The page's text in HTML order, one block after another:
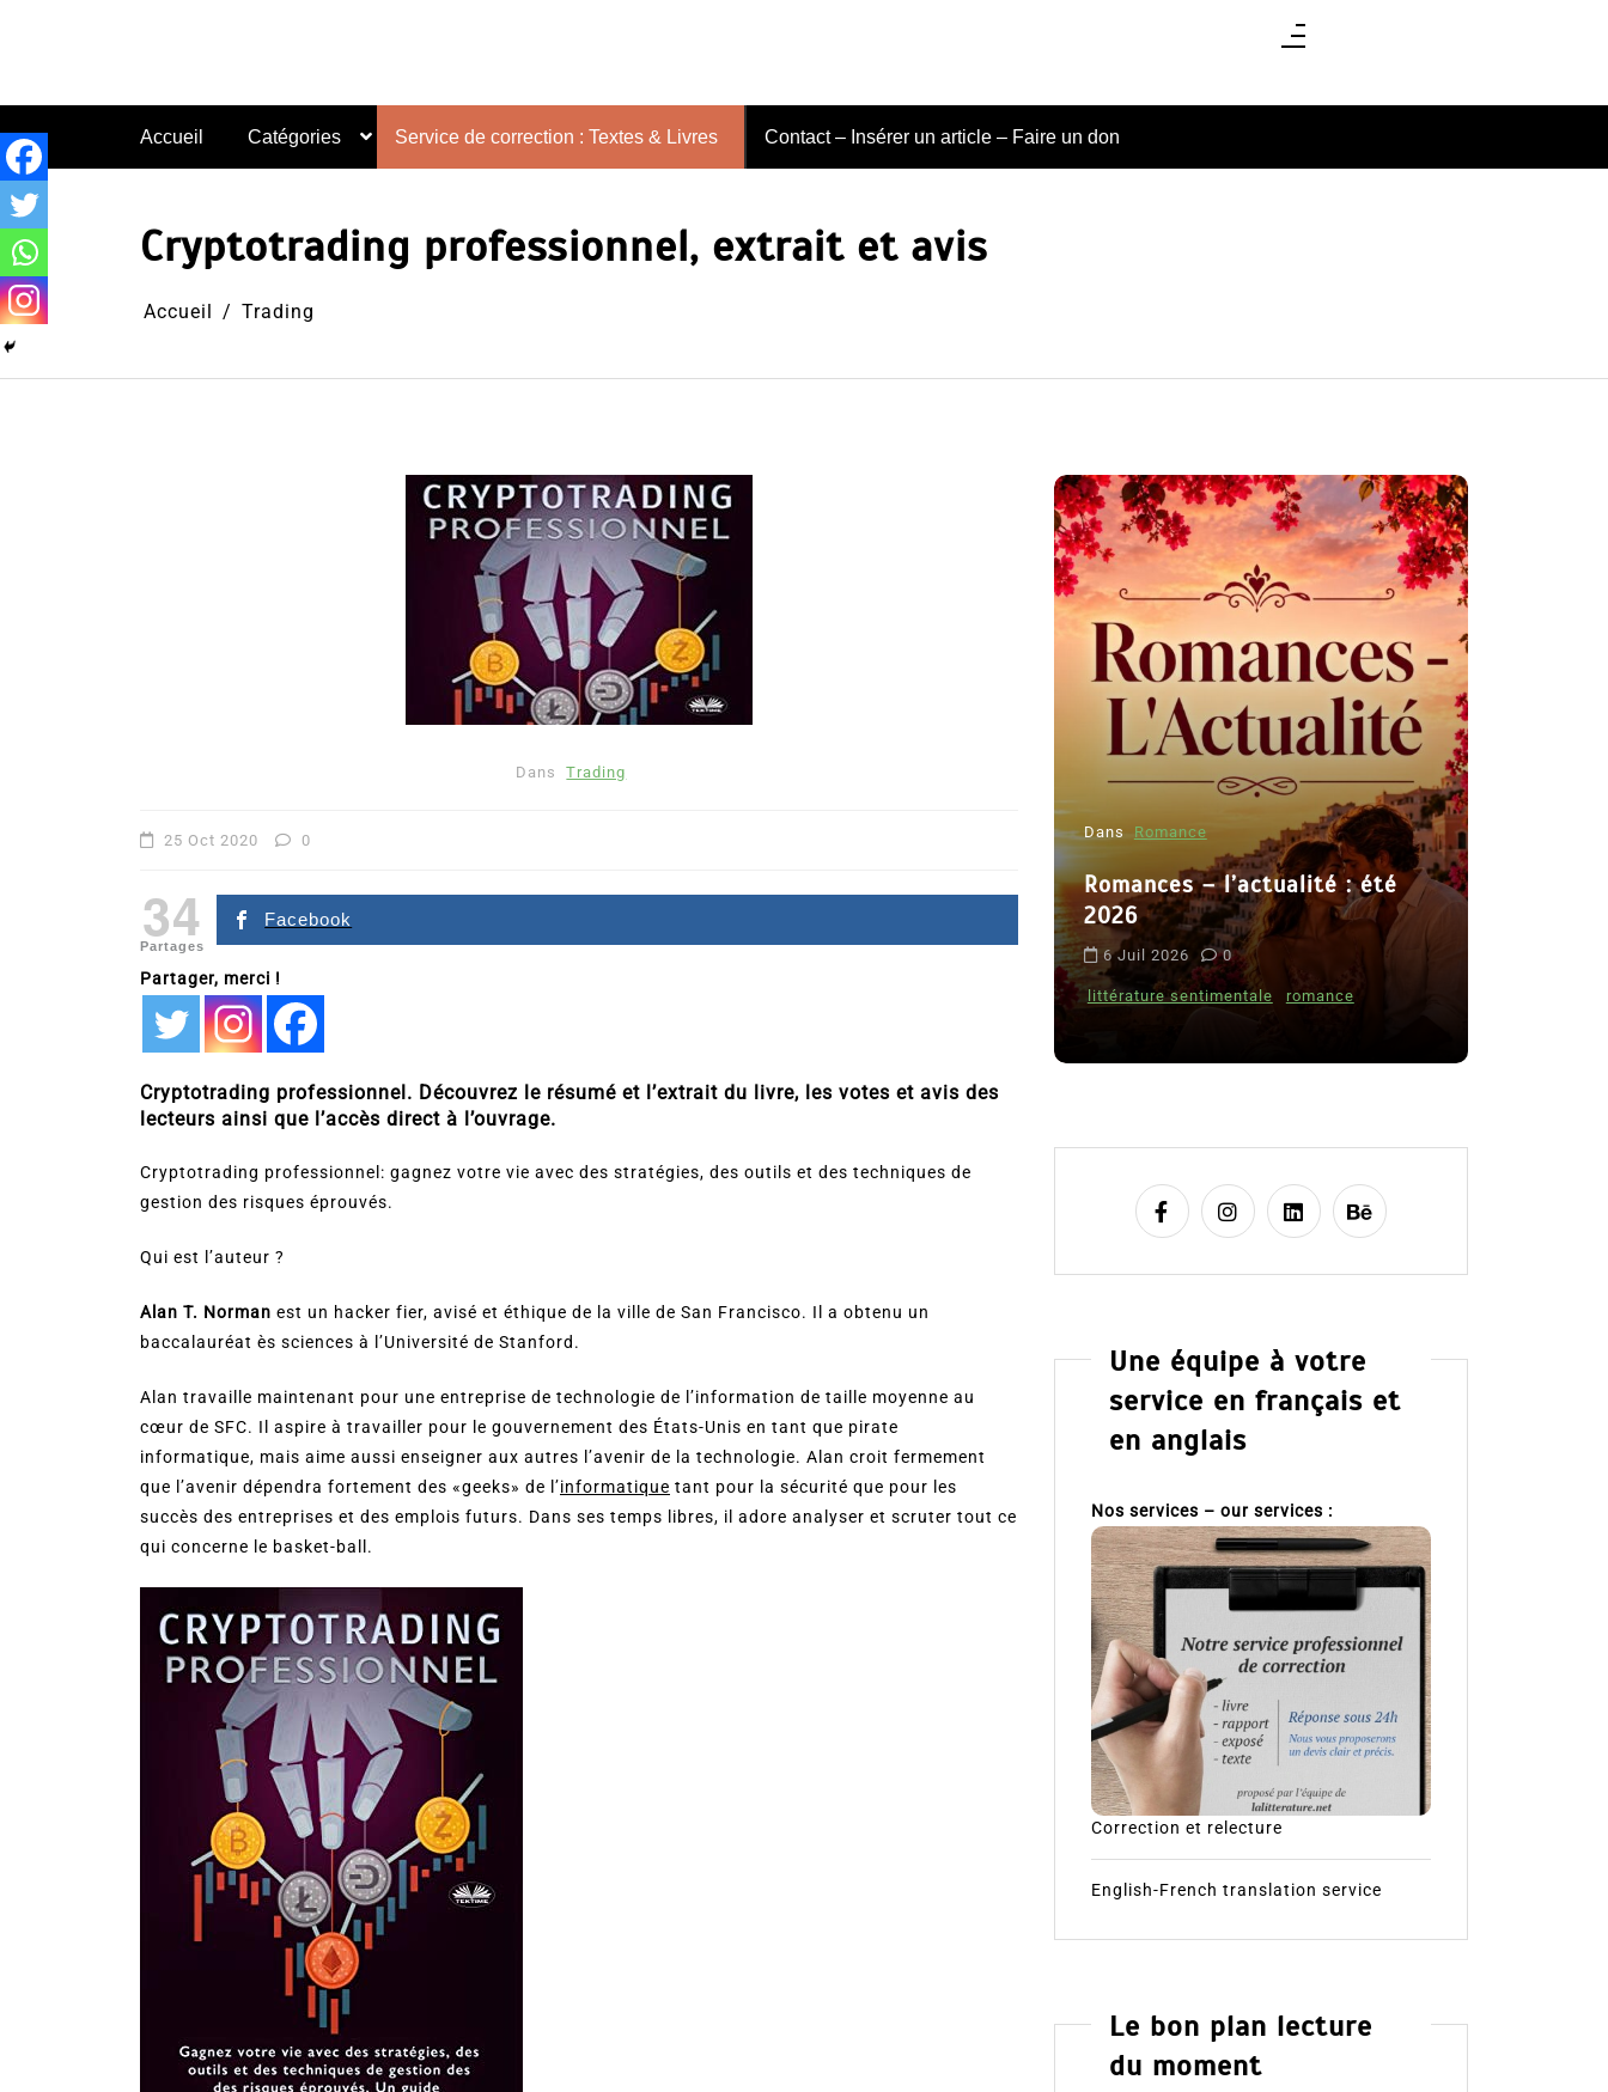
Accueil Catégories Service de correction : Textes & Livres Contact – Insérer un article – Faire un don
Cryptotrading professionnel, extrait et avis
Accueil Trading
Dans Trading
25 Oct 2020 0
34
Partages
Facebook
Partager, merci !
Cryptotrading professionnel. Découvrez le résumé et l’extrait du livre, les votes et avis des
lecteurs ainsi que l’accès direct à l’ouvrage.
Cryptotrading professionnel: gagnez votre vie avec des stratégies, des outils et des techniques de
gestion des risques éprouvés.
Qui est l’auteur ?
Alan T. Norman est un hacker fier, avisé et éthique de la ville de San Francisco. Il a obtenu un
baccalauréat ès sciences à l’Université de Stanford.
Alan travaille maintenant pour une entreprise de technologie de l’information de taille moyenne au
cœur de SFC. Il aspire à travailler pour le gouvernement des États-Unis en tant que pirate
informatique, mais aime aussi enseigner aux autres l’avenir de la technologie. Alan croit fermement
que l’avenir dépendra fortement des «geeks» de l’informatique tant pour la sécurité que pour les
succès des entreprises et des emplois futurs. Dans ses temps libres, il adore analyser et scruter tout ce
qui concerne le basket-ball.
Dans Romance
2026
littérature sentimentale
Dans Thriller
Le coupable n’est pas Camille
Dans Romance
Romances – l’actualité : été
2026
6 Juil 2026 0
littérature sentimentale romance
Une équipe à votre
service en français et
en anglais
Nos services – our services :
Correction et relecture
English-French translation service
Le bon plan lecture
du moment